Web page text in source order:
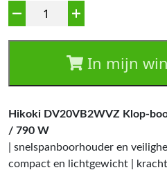
Aantal
In mijn
Hikoki DV20VB2WVZ Klop-
/ 790 W
| snelspanboorhouder en
compact en lichtgewicht |